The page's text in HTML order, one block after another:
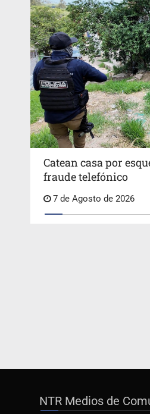
Catean casa por
fraude telefónico
7 de Agosto de 2026
NTR Medios de